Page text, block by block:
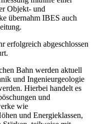
Objekt- und
übernahm IBES auch
erfolgreich abgeschlossen
Bahn werden aktuell
und Ingenieurgeologie
Hierbei handelt es
und
wie
und Energieklassen,